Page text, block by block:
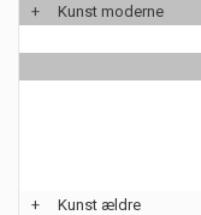
+
Kunst moderne
+
Kunst ældre